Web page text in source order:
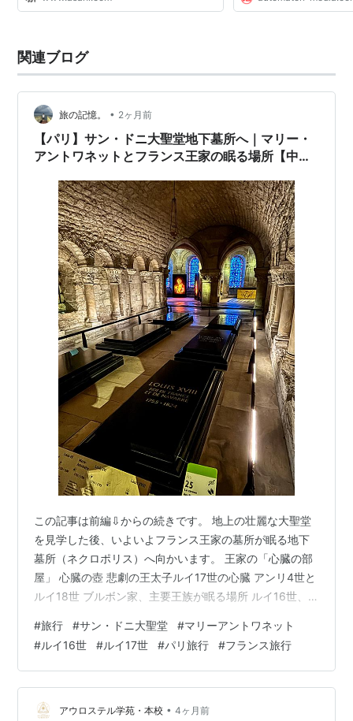
関連ブログ
旅の記憶。 • 2ヶ月前
【パリ】サン・ドニ大聖堂地下墓所へ｜マリー・
アントワネットとフランス王家の眠る場所【中
この記事は前編⇩からの続きです。 地上の壮麗な大聖堂
を見学した後、いよいよフランス王家の墓所が眠る地下
墓所（ネクロポリス）へ向かいます。 王家の「心臓の部
屋」 心臓の壺 悲劇の王太子ルイ17世の心臓 アンリ4世と
ルイ18世 ブルボン家、主要王族が眠る場所 ルイ16世、
まり サン・ドニの墓所 地上へ 大聖堂への入場自体は無
料ですが、歴代国王や王妃たちが埋葬されている地下墓
所の見学には別途チケット11EUR*1が必要です。 石造り
の階段を下りると、まず目に入るのは歴代修道院長や首
席司祭たちの名前を刻んだ記念碑でした。 もちろん、そ
#旅行 #サン・ドニ大聖堂 #マリーアントワネット
#ルイ16世 #ルイ17世 #パリ旅行 #フランス旅行
アウロステル学苑・本校 • 4ヶ月前